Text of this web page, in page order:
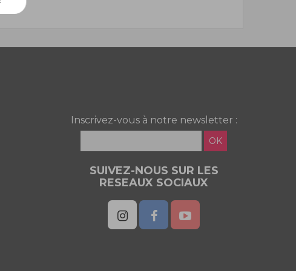
Inscrivez-vous à notre newsletter :
OK
SUIVEZ-NOUS SUR LES
RESEAUX SOCIAUX